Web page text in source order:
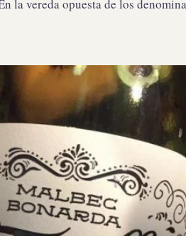
la vereda opuesta de los